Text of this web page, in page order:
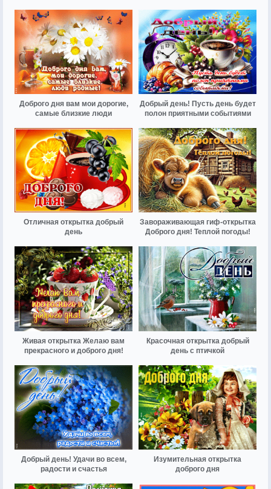
Доброго дня вам мои дорогие,
самые близкие люди
Добрый день! Пусть день будет
полон приятными событиями
Отличная открытка добрый
день
Завораживающая гиф-открытка
Доброго дня! Теплой погоды!
Живая открытка Желаю вам
прекрасного и доброго дня!
Красочная открытка добрый
день с птичкой
Добрый день! Удачи во всем,
радости и счастья
Изумительная открытка
доброго дня